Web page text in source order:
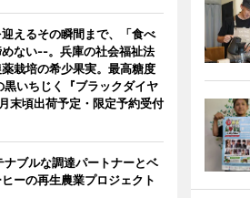
えるその瞬間まで、「食べ
ない--。兵庫の社会福祉法
栽培の希少果実。最高糖度
いちじく『ブラックダイヤ
末頃出荷予定・限定予約受付
ナブルな調達パートナーとベ
ヒーの再生農業プロジェクト